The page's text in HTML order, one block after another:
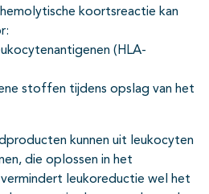
koortsreactie kan
(HLA-
stoffen tijdens opslag van het
kunnen uit leukocyten
die oplossen in het
leukoreductie wel het